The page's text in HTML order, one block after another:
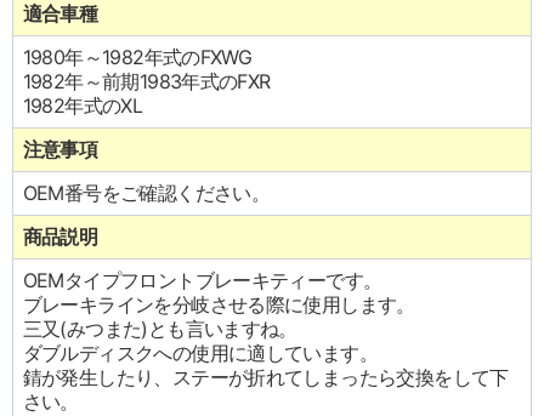
適合車種
1980年～1982年式のFXWG
1982年～前期1983年式のFXR
1982年式のXL
注意事項
OEM番号をご確認ください。
商品説明
OEMタイプフロントブレーキティーです。
ブレーキラインを分岐させる際に使用します。
三又(みつまた)とも言いますね。
ダブルディスクへの使用に適しています。
錆が発生したり、ステーが折れてしまったら交換をして下
さい。